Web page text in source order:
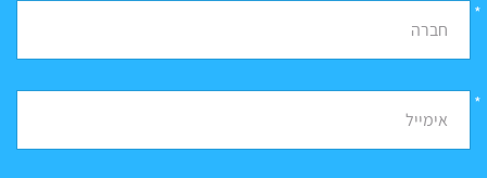
חברה
*
אימייל
*